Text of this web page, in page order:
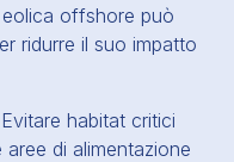
offshore può
ridurre il suo impatto
habitat critici
di alimentazione